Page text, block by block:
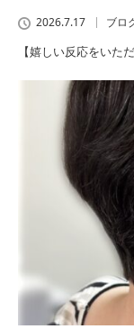
2026.7.17 ブロ
【嬉しい反応をいた